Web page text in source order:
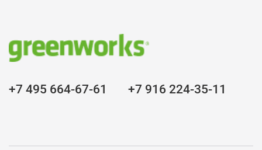
+7 495 664-67-61 +7 916 224-35-11